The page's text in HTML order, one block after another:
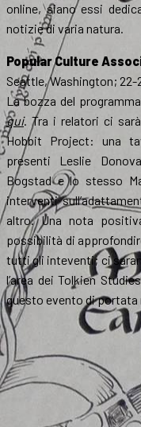
online, siano essi
notizie di varia natura.
Popular Culture
Seattle, Washington; 22-
La bozza del
qui. Tra i relatori ci
Hobbit Project: una
presenti Leslie
Bogstad e lo stesso
interventi
altro. Una nota
possibilità di
tutti gli inteventi; ci
l’area dei Tolkien
questo evento di portata